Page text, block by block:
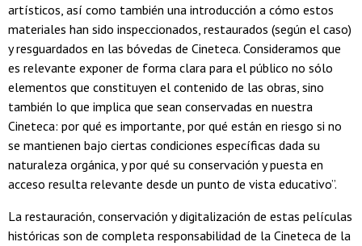
artísticos, así como también una introducción a cómo estos
materiales han sido inspeccionados, restaurados (según el caso)
y resguardados en las bóvedas de Cineteca. Consideramos que
es relevante exponer de forma clara para el público no sólo
elementos que constituyen el contenido de las obras, sino
también lo que implica que sean conservadas en nuestra
Cineteca: por qué es importante, por qué están en riesgo si no
se mantienen bajo ciertas condiciones específicas dada su
naturaleza orgánica, y por qué su conservación y puesta en
acceso resulta relevante desde un punto de vista educativo”.
La restauración, conservación y digitalización de estas películas
históricas son de completa responsabilidad de la Cineteca de la